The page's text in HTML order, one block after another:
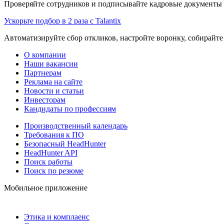
Проверяйте сотрудников и подписывайте кадровые
Ускорьте подбор в 2 раза с Talantix
Автоматизируйте сбор откликов, настройте воронку,
О компании
Наши вакансии
Партнерам
Реклама на сайте
Новости и статьи
Инвесторам
Кандидаты по профессиям
Производственный календарь
Требования к ПО
Безопасный HeadHunter
HeadHunter API
Поиск работы
Поиск по резюме
Мобильное приложение
Этика и комплаенс